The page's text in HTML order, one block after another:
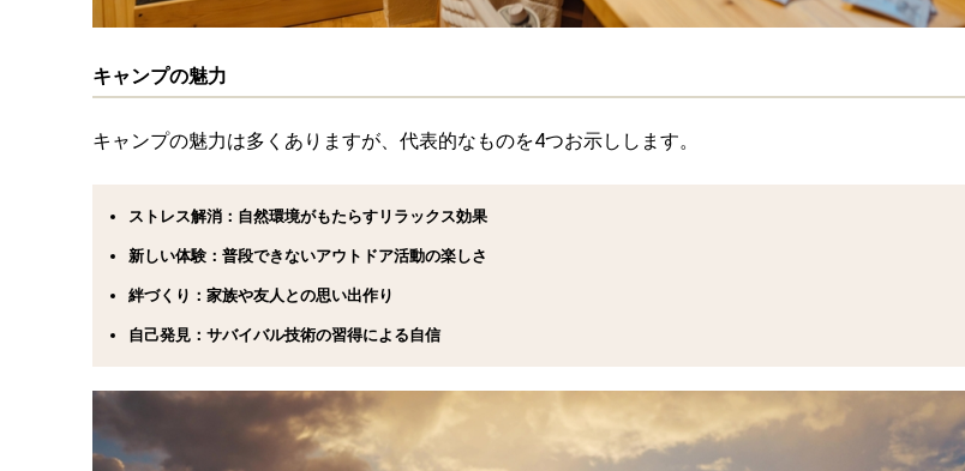
キャンプの魅力
キャンプの魅力は多くありますが、代表的なものを4つお示しします。
ストレス解消：自然環境がもたらすリラックス効果
新しい体験：普段できないアウトドア活動の楽しさ
絆づくり：家族や友人との思い出作り
自己発見：サバイバル技術の習得による自信